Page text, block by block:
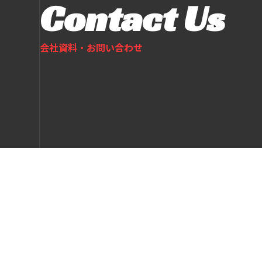
Contact Us
会社資料・お問い合わせ